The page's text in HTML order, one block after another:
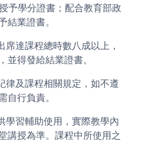
予學分證書；配合教育部政
結業證書。
席達課程總時數八成以上，
並得發給結業證書。
律及課程相關規定，如不遵
自行負責。
學習輔助使用，實際教學內
講授為準。課程中所使用之